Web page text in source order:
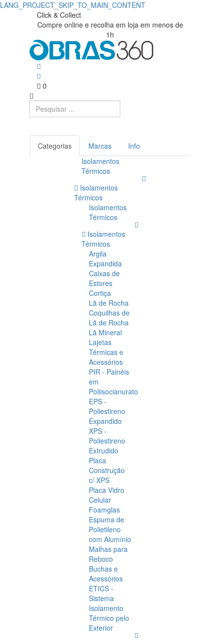
LANG_PROJECT_SKIP_TO_MAIN_CONTENT
Click & Collect
Compre online e recolha em loja em menos de
1h
0
Categorias Marcas
Info
Isolamentos
Térmicos
Isolamentos
Térmicos
Isolamentos
Térmicos
Isolamentos
Térmicos
Argila
Expandida
Caixas de
Estores
Cortiça
Lã de Rocha
Coquilhas de
Lã de Rocha
Lã Mineral
Lajetas
Térmicas e
Acessórios
PIR - Painéis
em
Poliisocianurato
EPS -
Poliestireno
Expandido
XPS -
Poliestireno
Extrudido
Placa
Construção
c/ XPS
Placa Vidro
Celular
Foamglas
Espuma de
Polietileno
com Alumínio
Malhas para
Reboco
Buchas e
Acessórios
ETICS -
Sistema
Isolamento
Térmico pelo
Exterior